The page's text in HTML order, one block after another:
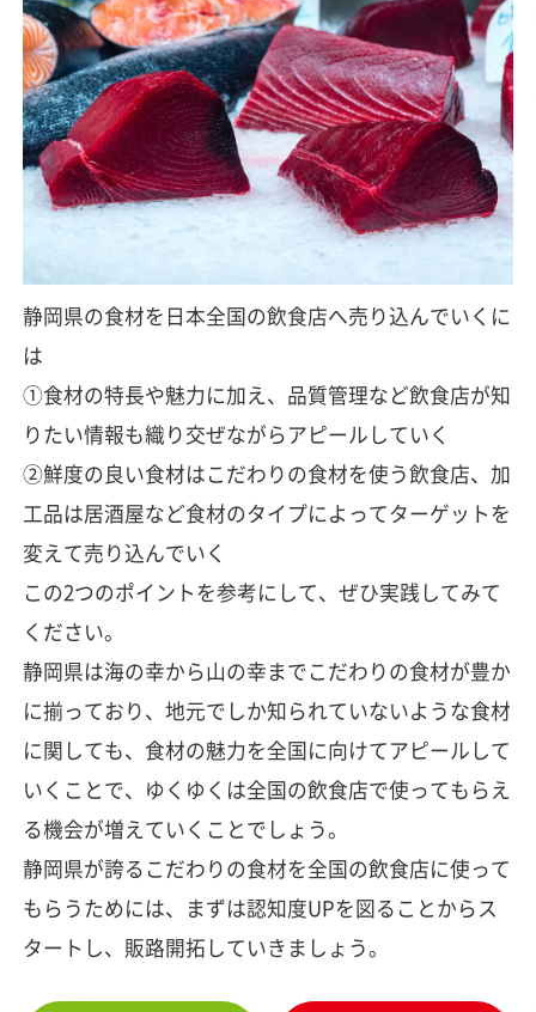
静岡県の食材を日本全国の飲食店へ売り込んでいくに
は
①食材の特長や魅力に加え、品質管理など飲食店が知
りたい情報も織り交ぜながらアピールしていく
②鮮度の良い食材はこだわりの食材を使う飲食店、加
工品は居酒屋など食材のタイプによってターゲットを
変えて売り込んでいく
この2つのポイントを参考にして、ぜひ実践してみて
ください。
静岡県は海の幸から山の幸までこだわりの食材が豊か
に揃っており、地元でしか知られていないような食材
に関しても、食材の魅力を全国に向けてアピールして
いくことで、ゆくゆくは全国の飲食店で使ってもらえ
る機会が増えていくことでしょう。
静岡県が誇るこだわりの食材を全国の飲食店に使って
もらうためには、まずは認知度UPを図ることからス
タートし、販路開拓していきましょう。